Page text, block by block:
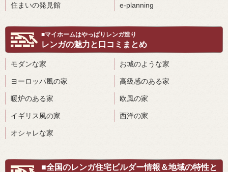
住まいの発見館 e-planning
■マイホームはやっぱりレンガ造り
レンガの魅力と口コミまとめ
モダンな家 お城のような家
ヨーロッパ風の家 高級感のある家
暖炉のある家 欧風の家
イギリス風の家 西洋の家
オシャレな家
■全国のレンガ住宅ビルダー情報＆地域の特性と